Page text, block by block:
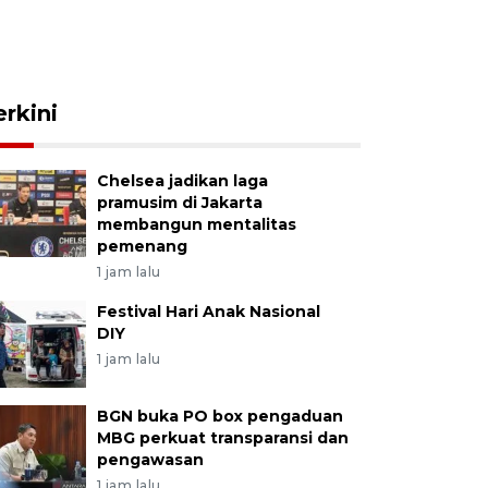
Chelsea jadikan laga
pramusim di Jakarta
membangun mentalitas
pemenang
1 jam lalu
Festival Hari Anak Nasional
DIY
1 jam lalu
BGN buka PO box pengaduan
MBG perkuat transparansi dan
pengawasan